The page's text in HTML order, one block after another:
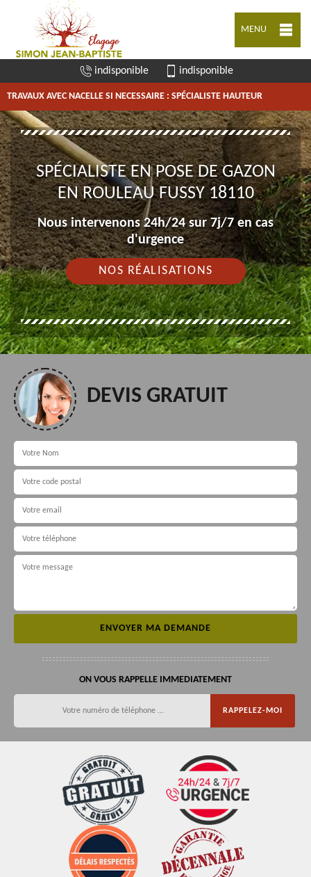
MENU
indisponible indisponible
TRAVAUX AVEC NACELLE SI NECESSAIRE : SPÉCIALISTE HAUTEUR
SPÉCIALISTE EN POSE DE GAZON
EN ROULEAU FUSSY 18110
Nous intervenons 24h/24 sur 7j/7 en cas
d'urgence
NOS RÉALISATIONS
DEVIS GRATUIT
ON VOUS RAPPELLE IMMEDIATEMENT